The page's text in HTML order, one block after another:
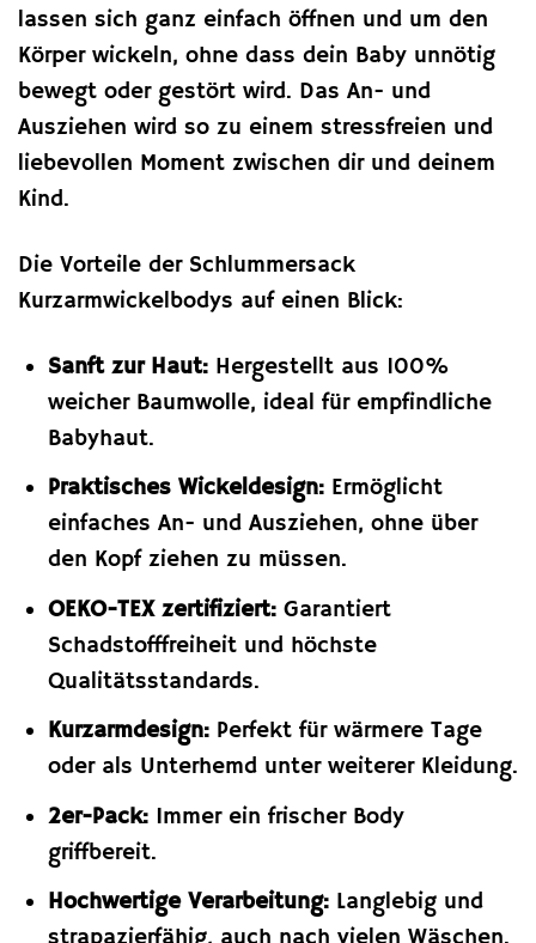
lassen sich ganz einfach öffnen und um den
Körper wickeln, ohne dass dein Baby unnötig
bewegt oder gestört wird. Das An- und
Ausziehen wird so zu einem stressfreien und
liebevollen Moment zwischen dir und deinem
Kind.
Die Vorteile der Schlummersack
Kurzarmwickelbodys auf einen Blick:
Sanft zur Haut:Hergestellt aus 100%
weicher Baumwolle, ideal für empfindliche
Babyhaut.
Praktisches Wickeldesign:Ermöglicht
einfaches An- und Ausziehen, ohne über
den Kopf ziehen zu müssen.
OEKO-TEX zertifiziert:Garantiert
Schadstofffreiheit und höchste
Qualitätsstandards.
Kurzarmdesign:Perfekt für wärmere Tage
oder als Unterhemd unter weiterer Kleidung.
2er-Pack:Immer ein frischer Body
griffbereit.
Hochwertige Verarbeitung:Langlebig und